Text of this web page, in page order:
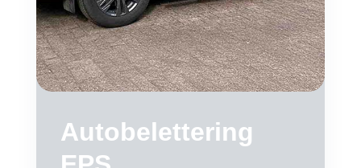
Autobelettering